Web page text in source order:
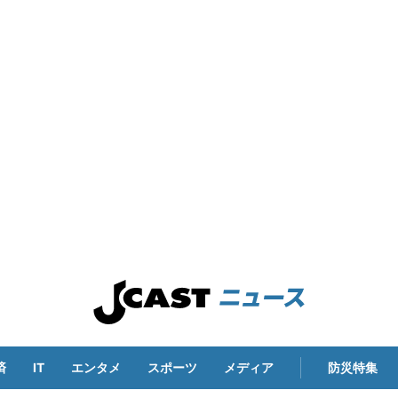
IT エンタメ スポーツ メディア 防災特集